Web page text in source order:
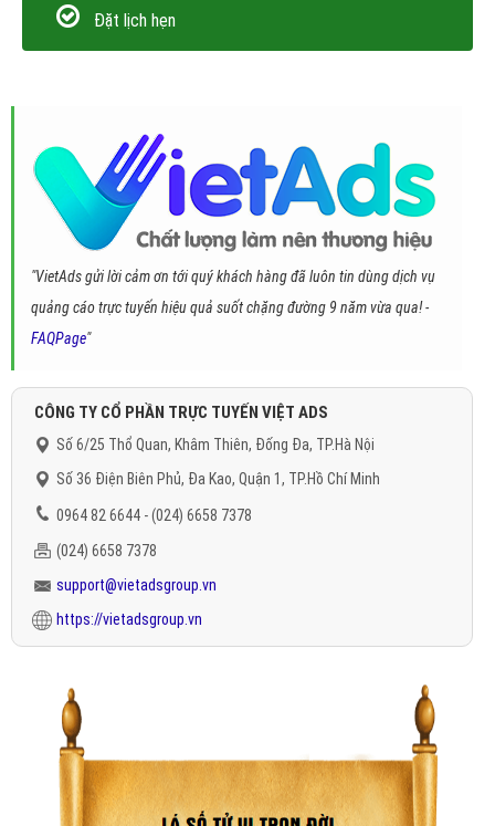
Đặt lịch hẹn
"VietAds gửi lời cảm ơn tới quý khách hàng đã luôn tin dùng dịch vụ
quảng cáo trực tuyến hiệu quả suốt chặng đường 9 năm vừa qua! -
FAQPage"
CÔNG TY CỔ PHẦN TRỰC TUYẾN VIỆT ADS
Số 6/25 Thổ Quan, Khâm Thiên, Đống Đa, TP.Hà Nội
Số 36 Điện Biên Phủ, Đa Kao, Quận 1, TP.Hồ Chí Minh
0964 82 6644 - (024) 6658 7378
(024) 6658 7378
support@vietadsgroup.vn
https://vietadsgroup.vn